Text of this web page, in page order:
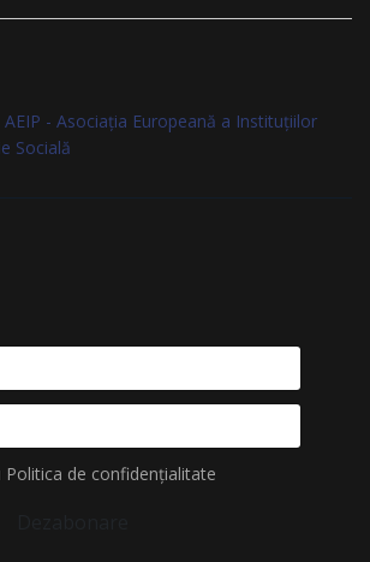
AEIP - Asociația Europeană a Instituțiilor
Socială
Politica de confidențialitate